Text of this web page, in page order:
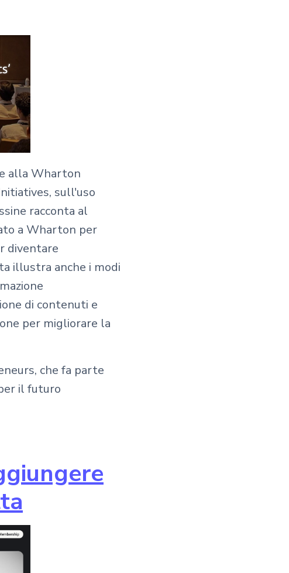
alla Wharton
sull'uso
racconta al
a Wharton per
diventare
illustra anche i modi
di contenuti e
per migliorare la
che fa parte
il futuro